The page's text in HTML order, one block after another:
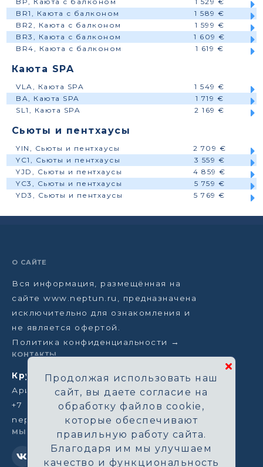
BR1, Каюта с балконом
1 589 €
BR2, Каюта с балконом
1 599 €
BR3, Каюта с балконом
1 609 €
BR4, Каюта с балконом
1 619 €
Каюта SPA
VLA, Каюта SPA
1 549 €
BA, Каюта SPA
1 719 €
SL1, Каюта SPA
2 169 €
Сьюты и пентхаусы
YIN, Сьюты и пентхаусы
2 709 €
YC1, Сьюты и пентхаусы
3 559 €
YJD, Сьюты и пентхаусы
4 859 €
YC3, Сьюты и пентхаусы
5 759 €
YD3, Сьюты и пентхаусы
5 769 €
О САЙТЕ
Вся информация, размещённая на
сайте www.neptun.ru, предназначена
исключительно для ознакомления и
не является офертой.
Политика конфиденциальности →
КОНТАКТЫ
Круизная компания Нептун
Аристарховский пер, 3/1, Москва
+7 (964) 583-14-96
neptun@aha.ru
МЫ В СЕТИ
Продолжая использовать наш
сайт, вы даете согласие на
обработку файлов cookie,
которые обеспечивают
правильную работу сайта.
Благодаря им мы улучшаем
качество и функциональность